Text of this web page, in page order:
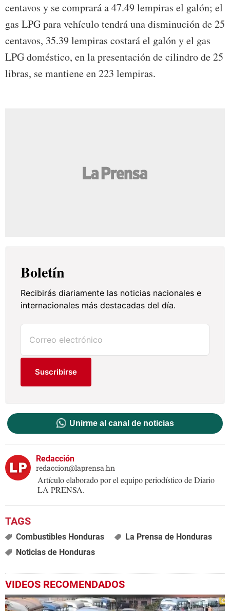
centavos y se comprará a 47.49 lempiras el galón; el
gas LPG para vehículo tendrá una disminución de 25
centavos, 35.39 lempiras costará el galón y el gas
LPG doméstico, en la presentación de cilindro de 25
libras, se mantiene en 223 lempiras.
Boletín
Recibirás diariamente las noticias nacionales e
internacionales más destacadas del día.
Suscribirse
Unirme al canal de noticias
Redacción
redaccion@laprensa.hn
Artículo elaborado por el equipo periodístico de Diario
LA PRENSA.
Combustibles Honduras
La Prensa de Honduras
Noticias de Honduras
VIDEOS RECOMENDADOS